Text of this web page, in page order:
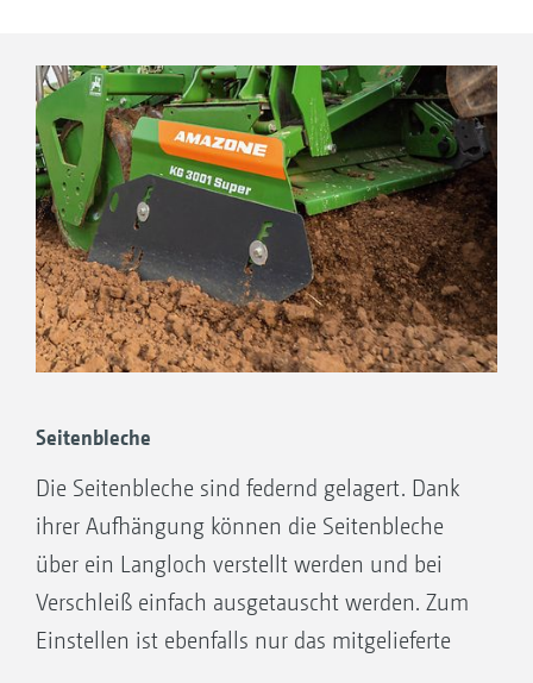
Ausweichen nach oben
Optional kann der Planierbalken auch
entfallen
Seitenbleche
Die Seitenbleche sind federnd gelagert. Dank
ihrer Aufhängung können die Seitenbleche
über ein Langloch verstellt werden und bei
Verschleiß einfach ausgetauscht werden. Zum
Einstellen ist ebenfalls nur das mitgelieferte